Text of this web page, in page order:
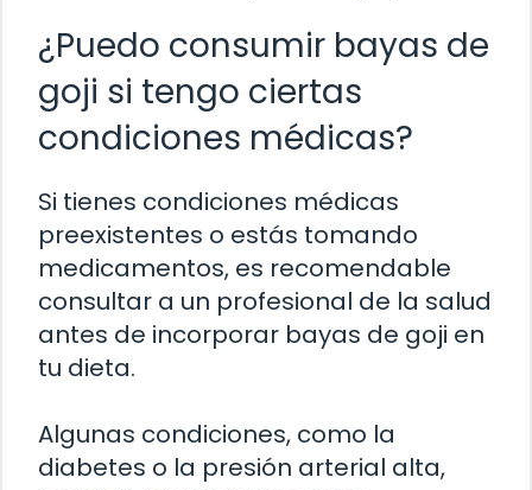
¿Puedo consumir bayas de
goji si tengo ciertas
condiciones médicas?
Si tienes condiciones médicas
preexistentes o estás tomando
medicamentos, es recomendable
consultar a un profesional de la salud
antes de incorporar bayas de goji en
tu dieta.
Algunas condiciones, como la
diabetes o la presión arterial alta,